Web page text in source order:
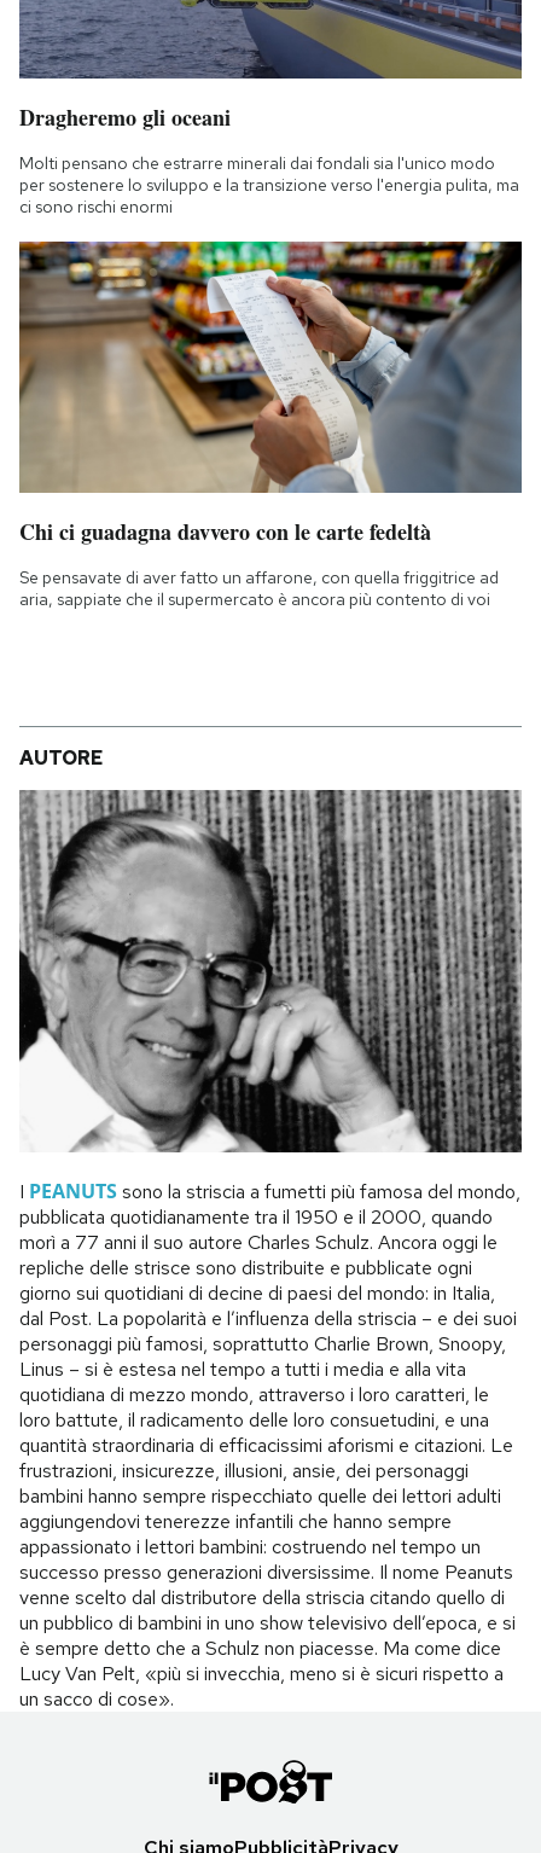
Dragheremo gli oceani
Molti pensano che estrarre minerali dai fondali sia l'unico modo
per sostenere lo sviluppo e la transizione verso l'energia pulita, ma
ci sono rischi enormi
Chi ci guadagna davvero con le carte fedeltà
Se pensavate di aver fatto un affarone, con quella friggitrice ad
aria, sappiate che il supermercato è ancora più contento di voi
AUTORE
I PEANUTSsono la striscia a fumetti più famosa del mondo,
pubblicata quotidianamente tra il 1950 e il 2000, quando
morì a 77 anni il suo autore Charles Schulz. Ancora oggi le
repliche delle strisce sono distribuite e pubblicate ogni
giorno sui quotidiani di decine di paesi del mondo: in Italia,
dal Post. La popolarità e l’influenza della striscia – e dei suoi
personaggi più famosi, soprattutto Charlie Brown, Snoopy,
Linus – si è estesa nel tempo a tutti i media e alla vita
quotidiana di mezzo mondo, attraverso i loro caratteri, le
loro battute, il radicamento delle loro consuetudini, e una
quantità straordinaria di efficacissimi aforismi e citazioni. Le
frustrazioni, insicurezze, illusioni, ansie, dei personaggi
bambini hanno sempre rispecchiato quelle dei lettori adulti
aggiungendovi tenerezze infantili che hanno sempre
appassionato i lettori bambini: costruendo nel tempo un
successo presso generazioni diversissime. Il nome Peanuts
venne scelto dal distributore della striscia citando quello di
un pubblico di bambini in uno show televisivo dell’epoca, e si
è sempre detto che a Schulz non piacesse. Ma come dice
Lucy Van Pelt, «più si invecchia, meno si è sicuri rispetto a
un sacco di cose».
Chi siamoPubblicitàPrivacy